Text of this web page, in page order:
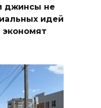
джинсы не
идей